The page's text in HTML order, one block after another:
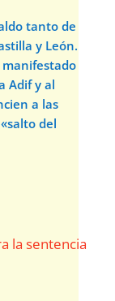
tanto de
y León.
manifestado
Adif y al
a las
del